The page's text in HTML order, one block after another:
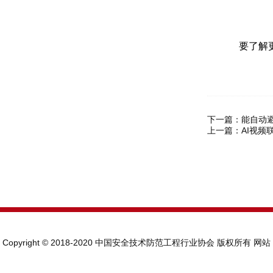
要了解更
下一篇： 能自动
上一篇： AI视频
Copyright © 2018-2020 中国安全技术防范工程行业协会 版权所有 网站